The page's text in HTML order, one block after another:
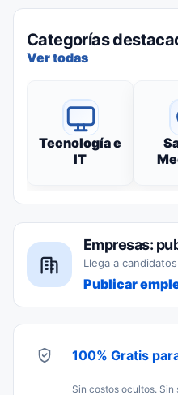
Categorías
Ver todas
Tecnología e
IT
Empresas:
Llega a
Publicar
100% Gratis
Sin costos ocultos. Sin